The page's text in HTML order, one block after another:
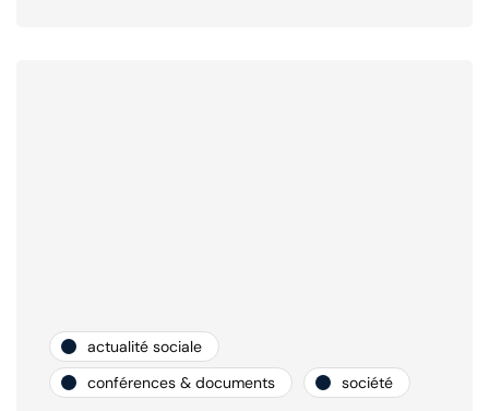
actualité sociale
conférences & documents
société